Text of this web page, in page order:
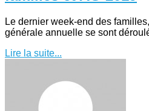
Le dernier week-end des
générale annuelle se sont
Lire la suite...